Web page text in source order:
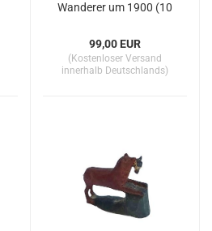
Wanderer um 1900 (10
99,00 EUR
(Kostenloser Versand
innerhalb Deutschlands)